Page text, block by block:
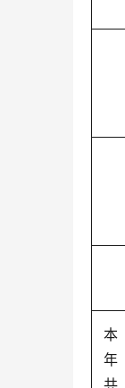
本
年
共